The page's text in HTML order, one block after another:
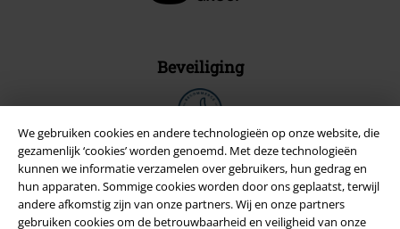
We gebruiken cookies en andere technologieën op onze website, die
gezamenlijk ‘cookies’ worden genoemd. Met deze technologieën
kunnen we informatie verzamelen over gebruikers, hun gedrag en
hun apparaten. Sommige cookies worden door ons geplaatst, terwijl
andere afkomstig zijn van onze partners. Wij en onze partners
gebruiken cookies om de betrouwbaarheid en veiligheid van onze
Beveiliging